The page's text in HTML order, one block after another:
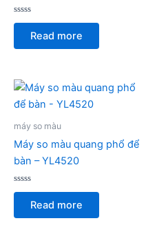
Rated
of
Read more
máy so màu
Máy so màu quang phổ để
bàn – YL4520
Rated
of
Read more